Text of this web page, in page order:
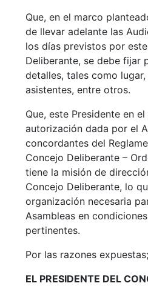
Que, en el marco
de llevar adelante las
los días previstos por
Deliberante, se debe fijar
detalles, tales como
asistentes, entre otros.
Que, este Presidente en
autorización dada por el
concordantes del
Concejo Deliberante –
tiene la misión de
Concejo Deliberante, lo
organización necesaria
Asambleas en
pertinentes.
Por las razones expuestas;
EL PRESIDENTE DEL